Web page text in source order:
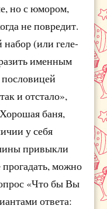
но с юмором,
не повредит.
(или геле-
именным
и отстало»,
баня,
у себя
привыкли
прогадать, можно
«Что бы Вы
ответа: